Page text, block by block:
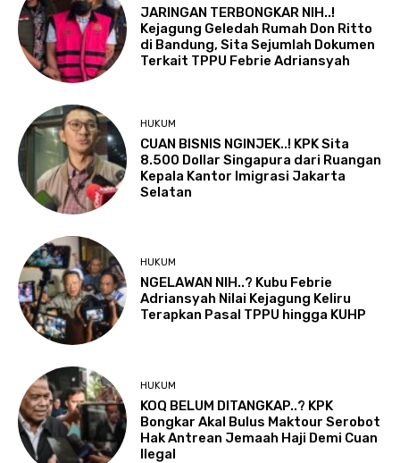
JARINGAN TERBONGKAR NIH..!
Kejagung Geledah Rumah Don Ritto
di Bandung, Sita Sejumlah Dokumen
Terkait TPPU Febrie Adriansyah
HUKUM
CUAN BISNIS NGINJEK..! KPK Sita
8.500 Dollar Singapura dari Ruangan
Kepala Kantor Imigrasi Jakarta
Selatan
HUKUM
NGELAWAN NIH..? Kubu Febrie
Adriansyah Nilai Kejagung Keliru
Terapkan Pasal TPPU hingga KUHP
HUKUM
KOQ BELUM DITANGKAP..? KPK
Bongkar Akal Bulus Maktour Serobot
Hak Antrean Jemaah Haji Demi Cuan
Ilegal